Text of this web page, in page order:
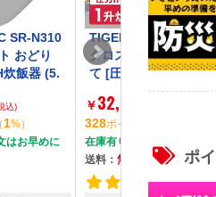
(5.
に
TIGER JPV-C180KG
グロスブラック 炊きた
て [圧力IH炊飯器(1升
32,800 (税込)
ポイント（
在庫有り
無料
1件
[
送
ポ